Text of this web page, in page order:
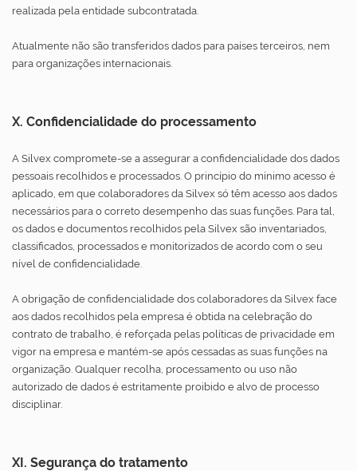
realizada pela entidade subcontratada.
Atualmente não são transferidos dados para países terceiros, nem
para organizações internacionais.
X. Confidencialidade do processamento
A Silvex compromete-se a assegurar a confidencialidade dos dados
pessoais recolhidos e processados. O princípio do mínimo acesso é
aplicado, em que colaboradores da Silvex só têm acesso aos dados
necessários para o correto desempenho das suas funções. Para tal,
os dados e documentos recolhidos pela Silvex são inventariados,
classificados, processados e monitorizados de acordo com o seu
nível de confidencialidade.
A obrigação de confidencialidade dos colaboradores da Silvex face
aos dados recolhidos pela empresa é obtida na celebração do
contrato de trabalho, é reforçada pelas políticas de privacidade em
vigor na empresa e mantém-se após cessadas as suas funções na
organização. Qualquer recolha, processamento ou uso não
autorizado de dados é estritamente proibido e alvo de processo
disciplinar.
XI. Segurança do tratamento